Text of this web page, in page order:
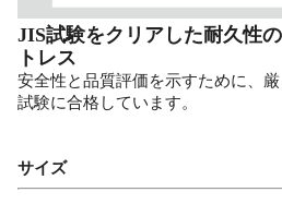
JIS試験をクリアした耐久性
トレス
安全性と品質評価を示すために、
試験に合格しています。
サイズ